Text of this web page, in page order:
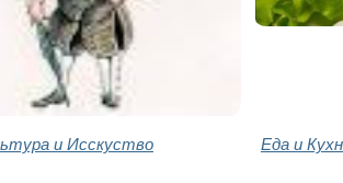
и Исскуство Еда и